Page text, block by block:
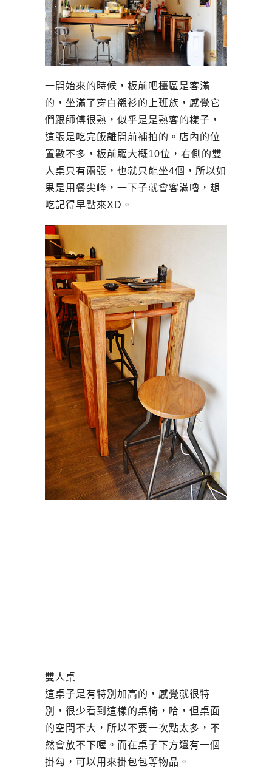
一開始來的時候，板前吧檯區是客滿
的，坐滿了穿白襯衫的上班族，感覺它
們跟師傅很熟，似乎是是熟客的樣子，
這張是吃完飯離開前補拍的。店內的位
置數不多，板前驅大概10位，右側的雙
人桌只有兩張，也就只能坐4個，所以如
果是用餐尖峰，一下子就會客滿嚕，想
吃記得早點來XD。
雙人桌
這桌子是有特別加高的，感覺就很特
別，很少看到這樣的桌椅，哈，但桌面
的空間不大，所以不要一次點太多，不
然會放不下喔。而在桌子下方還有一個
掛勾，可以用來掛包包等物品。